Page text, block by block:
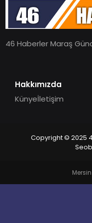
EĞITIM
MAGAZIN
YAŞAM
46 Haberler Maraş
Hakkımızda
Künyeİletişim
Copyright © 2025